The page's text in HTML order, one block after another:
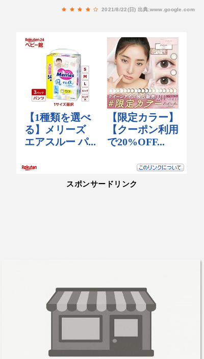
2021/8/22(日) 出典:www.google.com
スポンサードリンク